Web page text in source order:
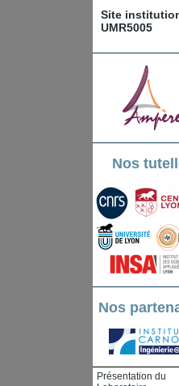
Site
UMR5005
Nos
Nos
Présentation du